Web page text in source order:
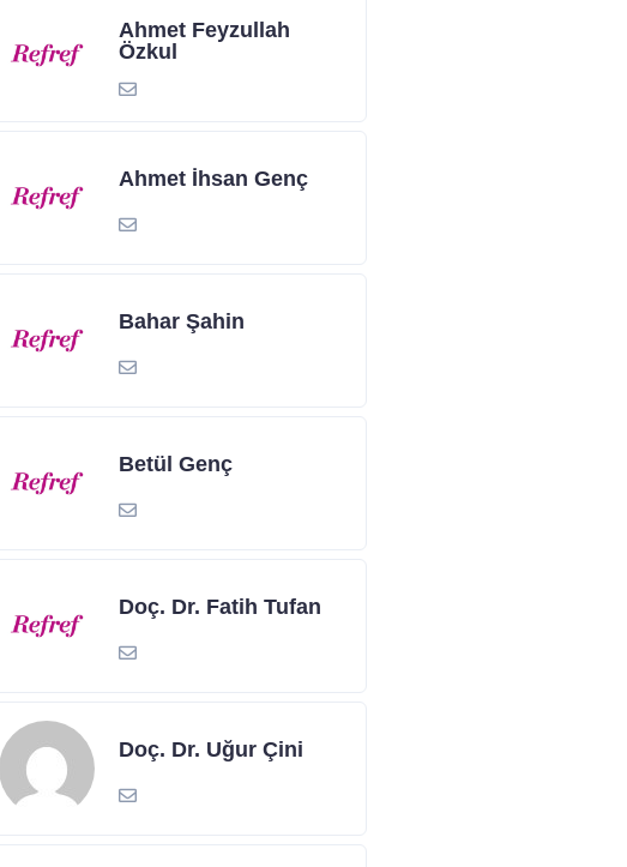
Ahmet Feyzullah
Özkul
Ahmet İhsan Genç
Bahar Şahin
Betül Genç
Doç. Dr. Fatih Tufan
Doç. Dr. Uğur Çini